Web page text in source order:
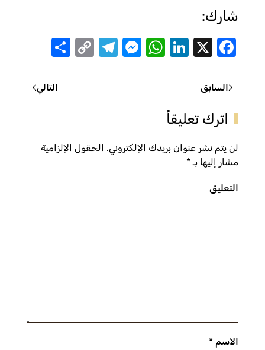
شارك:
Facebook
X
LinkedIn
WhatsApp
Messenger
Telegram
Copy
السابق التالي
اترك تعليقاً
لن يتم نشر عنوان بريدك الإلكتروني. الحقول الإلزامية
مشار إليها بـ*
التعليق
الاسم *